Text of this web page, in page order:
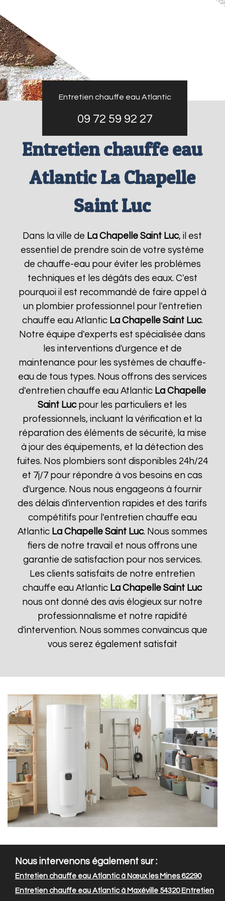
Entretien chauffe eau Atlantic
09 72 59 92 27
Entretien chauffe eau
Atlantic La Chapelle
Saint Luc
Dans la ville de La Chapelle Saint Luc, il est
essentiel de prendre soin de votre système
de chauffe-eau pour éviter les problèmes
techniques et les dégâts des eaux. C'est
pourquoi il est recommandé de faire appel à
un plombier professionnel pour l'entretien
chauffe eau Atlantic La Chapelle Saint Luc.
Notre équipe d'experts est spécialisée dans
les interventions d'urgence et de
maintenance pour les systèmes de chauffe-
eau de tous types. Nous offrons des services
d'entretien chauffe eau Atlantic La Chapelle
Saint Lucpour les particuliers et les
professionnels, incluant la vérification et la
réparation des éléments de sécurité, la mise
à jour des équipements, et la détection des
fuites. Nos plombiers sont disponibles 24h/24
et 7j/7 pour répondre à vos besoins en cas
d'urgence. Nous nous engageons à fournir
des délais d'intervention rapides et des tarifs
compétitifs pour l'entretien chauffe eau
Atlantic La Chapelle Saint Luc. Nous sommes
fiers de notre travail et nous offrons une
garantie de satisfaction pour nos services.
Les clients satisfaits de notre entretien
chauffe eau Atlantic La Chapelle Saint Luc
nous ont donné des avis élogieux sur notre
professionnalisme et notre rapidité
d'intervention. Nous sommes convaincus que
vous serez également satisfait
Nous intervenons également sur :
Entretien chauffe eau Atlantic à Nœux les Mines 62290
Entretien chauffe eau Atlantic à Maxéville 54320Entretien